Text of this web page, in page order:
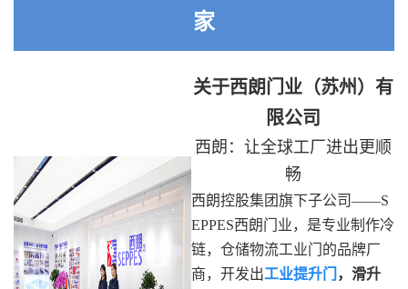
家
关于西朗门业（苏州）有
限公司
西朗：让全球工厂进出更顺
畅
西朗控股集团旗下子公司——S
EPPES西朗门业，是专业制作冷
链，仓储物流工业门的品牌厂
商，开发出工业提升门
，滑升